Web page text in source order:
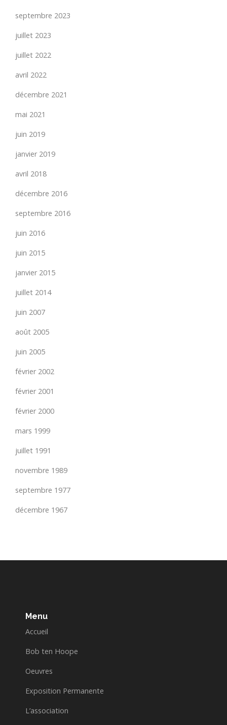
septembre 2023
juillet 2023
juillet 2022
avril 2022
décembre 2021
mai 2021
juin 2019
janvier 2019
avril 2018
décembre 2016
septembre 2016
juin 2016
juin 2015
janvier 2015
juillet 2014
juin 2007
août 2005
juin 2005
février 2002
février 2001
février 2000
mars 1999
juillet 1991
novembre 1989
septembre 1977
décembre 1967
Menu
Accueil
Bob ten Hoope
Oeuvres
Exposition Permanente
L’association